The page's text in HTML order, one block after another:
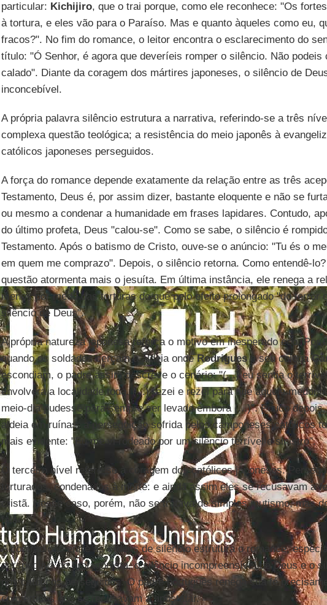
particular: Kichijiro, que o trai porque, como ele reconhece: "Os
à tortura, e eles vão para o Paraíso. Mas e quanto àqueles como eu,
fracos?". No fim do romance, o leitor encontra o esclarecimento do
título: "Ó Senhor, é agora que deveríeis romper o silêncio. Não podeis
calado". Diante da coragem dos mártires japoneses, o silêncio de
inconcebível.
A própria palavra silêncio estrutura a narrativa, referindo-se a três
complexa questão teológica; a resistência do meio japonês à
católicos japoneses perseguidos.
A força do romance depende exatamente da relação entre as três
Testamento, Deus é, por assim dizer, bastante eloquente e não se
ou mesmo a condenar a humanidade em frases lapidares. Contudo,
do último profeta, Deus "calou-se". Como se sabe, o silêncio é
Testamento. Após o batismo de Cristo, ouve-se o anúncio: "Tu és o
em quem me comprazo". Depois, o silêncio retorna. Como entendê-
questão atormenta mais o jesuíta. Em última instância, ele renega a
menos por medo das torturas do que pelo efeito prolongado "do terror
silêncio de Deus".
A própria natureza japonesa reforça o motivo em inesperado eco. Por
quando os soldados cercam a aldeia ondeRodriguese seu colega
escondiam, o padre assim descreve o cenário: "(...) eu sentia o
envolvera a localidade toda. (...) rezei e rezei para que aquele
meio-dia pudesse para sempre ser levado embora (...)". Pouco
aldeia em ruínas, a perseguição sofrida pelos camponeses católicos
mais evidente: "Eu me vi rodeado por um silêncio terrível e sinistro".
O terceiro nível refere-se à coragem dos católicos japoneses.
torturados, condenados à morte: e ainda assim eles se recusavam a
cristã. Nesse caso, porém, não se tratava de simples mutismo, mas
falar.
A contradição entre as ordens de silêncio estrutura o romance,
perspectiva do protagonista, o silêncio incompreensível de Deus e o
dos católicos perseguidos. O padre português renega sua fé
convertidos que se recusavam a apostatar.